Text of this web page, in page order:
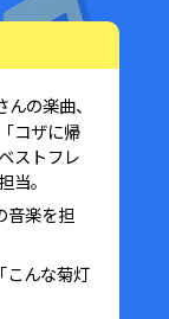
の楽曲、
コザに帰
ストフレ
当。
音楽を担
こんな菊灯